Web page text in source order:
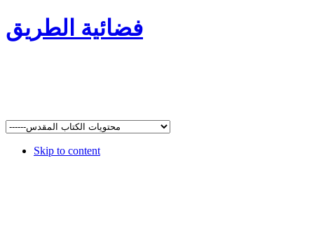
فضائية الطريق
Skip to content